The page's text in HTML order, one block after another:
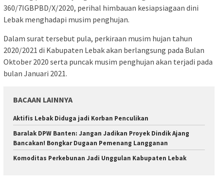
360/7IGBPBD/X/2020, perihal himbauan kesiapsiagaan dini
Lebak menghadapi musim penghujan.
Dalam surat tersebut pula, perkiraan musim hujan tahun
2020/2021 di Kabupaten Lebak akan berlangsung pada Bulan
Oktober 2020 serta puncak musim penghujan akan terjadi pada
bulan Januari 2021.
BACAAN LAINNYA
Aktifis Lebak Diduga jadi Korban Penculikan
Baralak DPW Banten: Jangan Jadikan Proyek Dindik Ajang
Bancakan! Bongkar Dugaan Pemenang Langganan
Komoditas Perkebunan Jadi Unggulan Kabupaten Lebak